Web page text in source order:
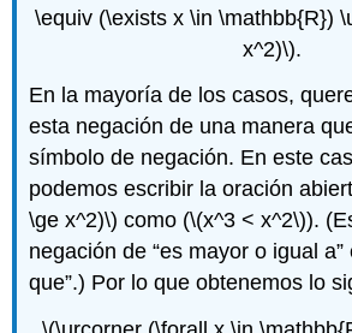
\equiv (\exists x \in \mathbb{R})
x^2)\).
En la mayoría de los casos,
esta negación de una manera
símbolo de negación. En este
podemos escribir la oración
\ge x^2)\) como (\(x^3 < x^2\)).
negación de “es mayor o igual a”
que”.) Por lo que obtenemos lo